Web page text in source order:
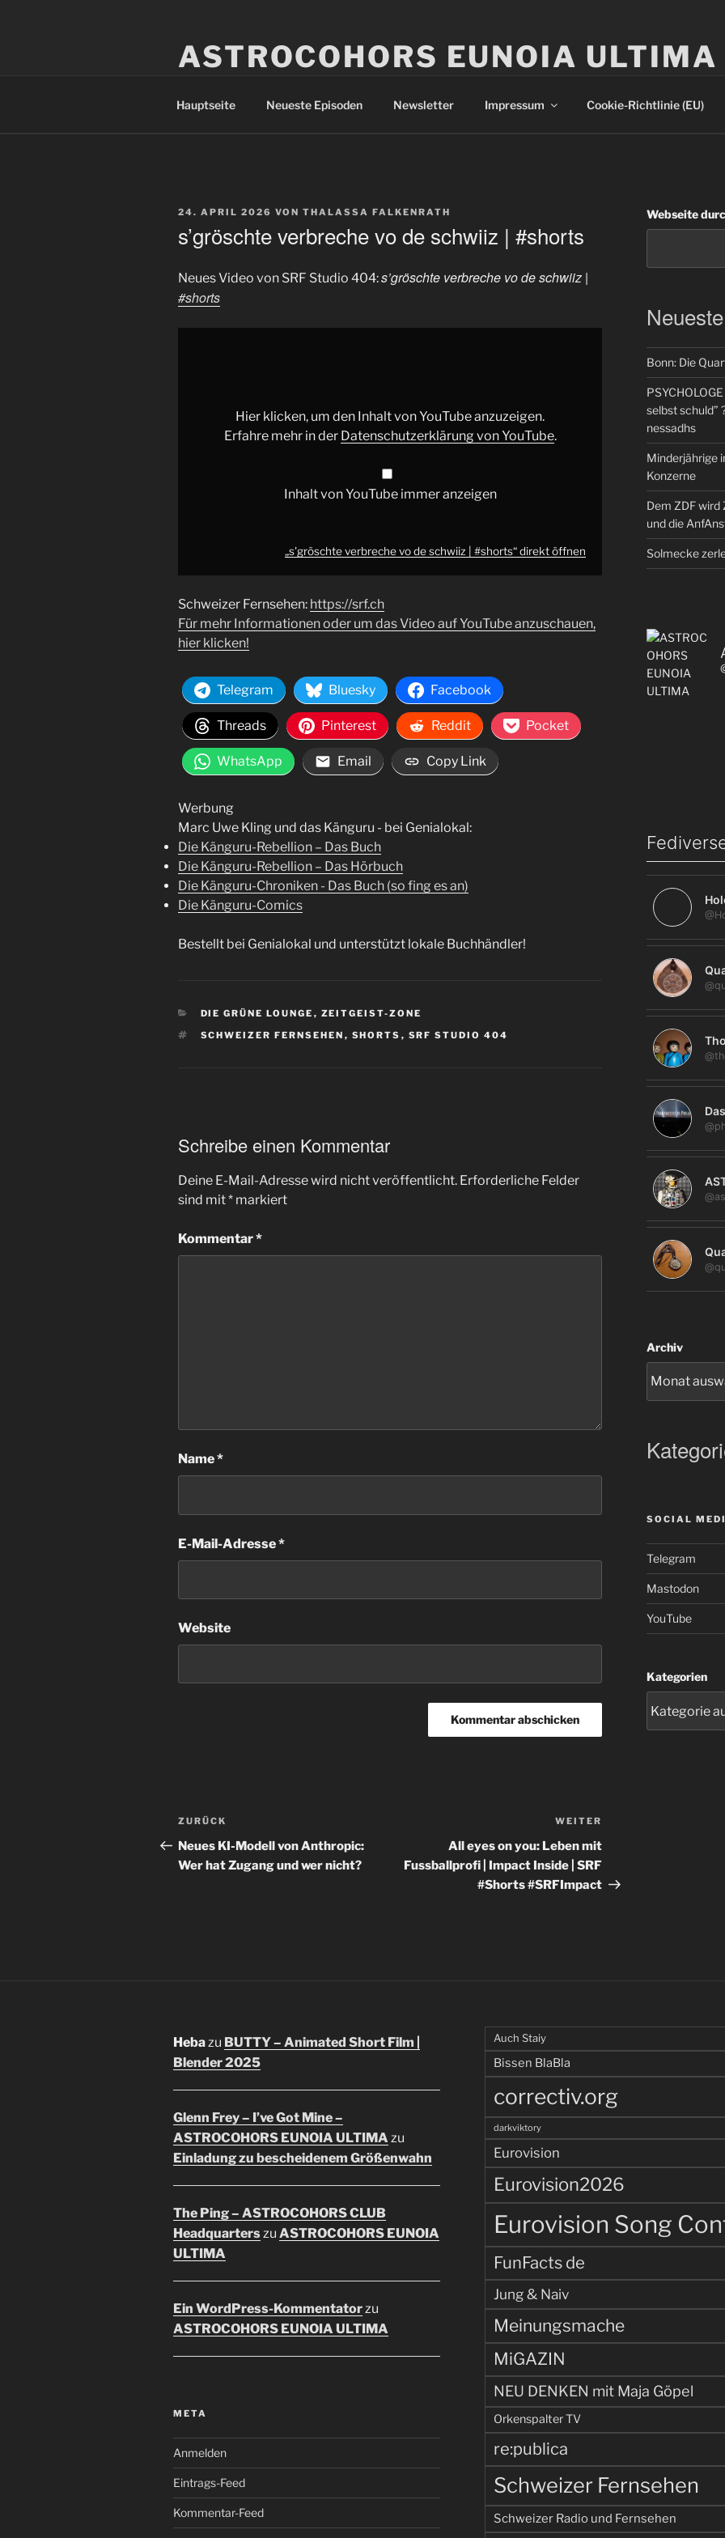
ASTROCOHORS EUNOIA ULTIMA
Hauptseite Neueste Episoden Newsletter Impressum Cookie-Richtlinie (EU)
VERÖFFENTLICHT
24. APRIL 2026 VON THALASSA FALKENRATH
s’gröschte verbreche vo de schwiiz | #shorts
Neues Video von SRF Studio 404:s’gröschte verbreche vo de schwiiz |
#shorts
Hier klicken, um den Inhalt von YouTube anzuzeigen.
Erfahre mehr in der Datenschutzerklärung von YouTube.
Inhalt von YouTube immer anzeigen
„s'gröschte verbreche vo de schwiiz | #shorts“ direkt öffnen
Schweizer Fernsehen: https://srf.ch
Für mehr Informationen oder um das Video auf YouTube anzuschauen,
hier klicken!
Telegram Bluesky Facebook
Threads Pinterest Reddit Pocket
WhatsApp Email Copy Link
Werbung
Marc Uwe Kling und das Känguru - bei Genialokal:
Die Känguru-Rebellion – Das Buch
Die Känguru-Rebellion – Das Hörbuch
Die Känguru-Chroniken - Das Buch (so fing es an)
Die Känguru-Comics
Bestellt bei Genialokal und unterstützt lokale Buchhändler!
KATEGORIEN
DIE GRÜNE LOUNGE , ZEITGEIST-ZONE
SCHLAGWÖRTER
SCHWEIZER FERNSEHEN , SHORTS , SRF STUDIO 404
Schreibe einen Kommentar
Deine E-Mail-Adresse wird nicht veröffentlicht. Erforderliche Felder
sind mit* markiert
Kommentar*
Name*
E-Mail-Adresse*
Website
Beitragsnavigation
Vorheriger
Beitrag
ZURÜCK
Neues KI-Modell von Anthropic:
Wer hat Zugang und wer nicht?
Beitrag
WEITER
All eyes on you: Leben mit
Fussballprofi | Impact Inside | SRF
#Shorts #SRFImpact
Webseite
Bonn: Die
selbst schuld”
nessadhs
Minderjährige
Konzerne
Dem ZDF wird
und die
Solmecke
Archiv
SOCIAL
Telegram
Mastodon
YouTube
Kategorien
Hebazu BUTTY – Animated Short Film |
Blender 2025
Glenn Frey – I’ve Got Mine –
ASTROCOHORS EUNOIA ULTIMA zu
Einladung zu bescheidenem Größenwahn
The Ping – ASTROCOHORS CLUB
Headquarterszu ASTROCOHORS EUNOIA
ULTIMA
Ein WordPress-Kommentatorzu
ASTROCOHORS EUNOIA ULTIMA
META
Anmelden
Eintrags-Feed
Kommentar-Feed
Auch Staiy
Bissen BlaBla
correctiv.org
darkviktory
Eurovision
Eurovision2026
Eurovision Song
FunFacts de
Jung & Naiv
Meinungsmache
MiGAZIN
NEU DENKEN mit Maja Göpel
Orkenspalter TV
re:publica
Schweizer Fernsehen
Schweizer Radio und Fernsehen